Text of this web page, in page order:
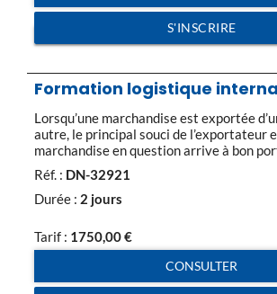
S'INSCRIRE
Formation logistique
Lorsqu’une marchandise est exportée
autre, le principal souci de l’exportateur
marchandise en question arrive à bon
dégradation, sans blocage lié à la
chaque pays traversé, dans les délais et
estimé. Toutes les étapes de la livraison
Réf. : DN-32921
Durée : 2 jours
Tarif : 1750,00€
CONSULTER